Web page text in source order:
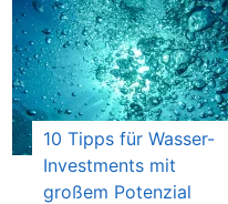
10 Tipps für Wasser-
Investments mit
großem Potenzial